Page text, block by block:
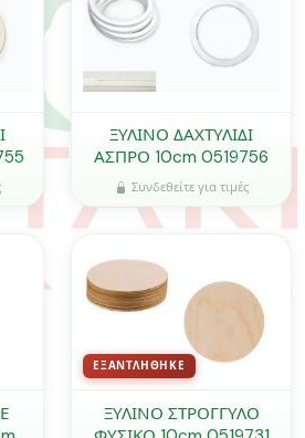
ΞΥΛΙΝΟ ΔΑΧΤΥΛΙΔΙ
ΑΣΠΡΟ 10cm 0519756
Συνδεθείτε για τιμές
ΕΞΑΝΤΛΉΘΗΚΕ
ΞΥΛΙΝΟ ΣΤΡΟΓΓΥΛΟ